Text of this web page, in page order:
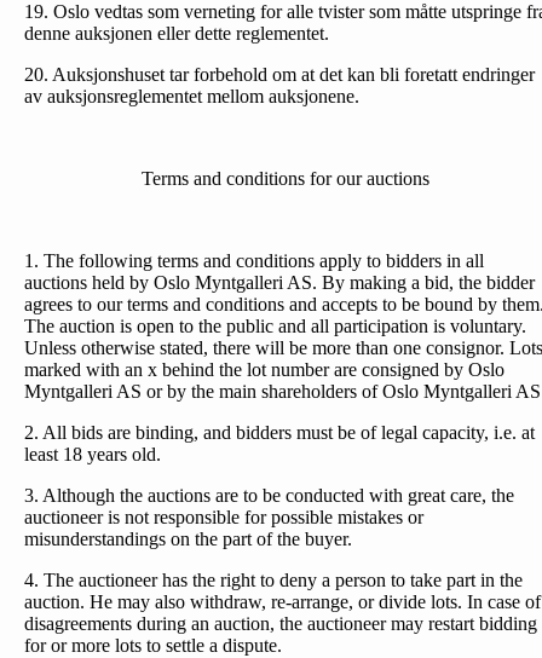
19. Oslo vedtas som verneting for alle tvister som måtte utspringe
denne auksjonen eller dette reglementet.
20. Auksjonshuset tar forbehold om at det kan bli foretatt endringer
av auksjonsreglementet mellom auksjonene.
Terms and conditions for our auctions
1. The following terms and conditions apply to bidders in all
auctions held by Oslo Myntgalleri AS. By making a bid, the bidder
agrees to our terms and conditions and accepts to be bound by
The auction is open to the public and all participation is voluntary.
Unless otherwise stated, there will be more than one consignor. Lots
marked with an x behind the lot number are consigned by Oslo
Myntgalleri AS or by the main shareholders of Oslo Myntgalleri
2. All bids are binding, and bidders must be of legal capacity, i.e. at
least 18 years old.
3. Although the auctions are to be conducted with great care, the
auctioneer is not responsible for possible mistakes or
misunderstandings on the part of the buyer.
4. The auctioneer has the right to deny a person to take part in the
auction. He may also withdraw, re-arrange, or divide lots. In case of
disagreements during an auction, the auctioneer may restart bidding
for or more lots to settle a dispute.